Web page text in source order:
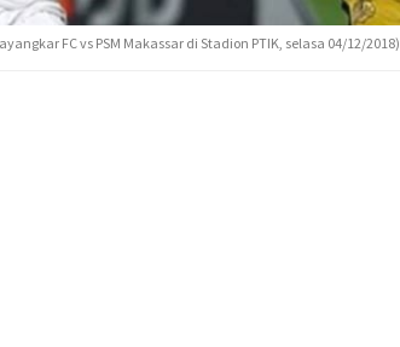
FC vs PSM Makassar di Stadion PTIK, selasa 04/12/2018)